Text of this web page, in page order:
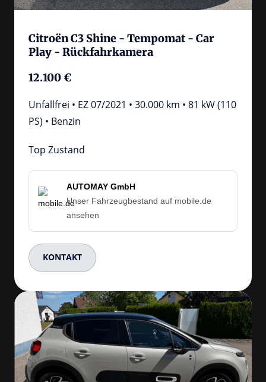
Citroën C3 Shine - Tempomat - Car
Play - Rückfahrkamera
12.100 €
Unfallfrei • EZ 07/2021 • 30.000 km • 81 kW (110
PS) • Benzin
Top Zustand
AUTOMAY GmbH
Unser Fahrzeugbestand auf mobile.de
ansehen
KONTAKT
Slide 3 of 5